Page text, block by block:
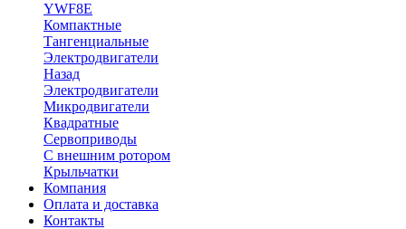
YWF8E
Компактные
Тангенциальные
Электродвигатели
Назад
Электродвигатели
Микродвигатели
Квадратные
Сервоприводы
С внешним ротором
Крыльчатки
Компания
Оплата и доставка
Контакты